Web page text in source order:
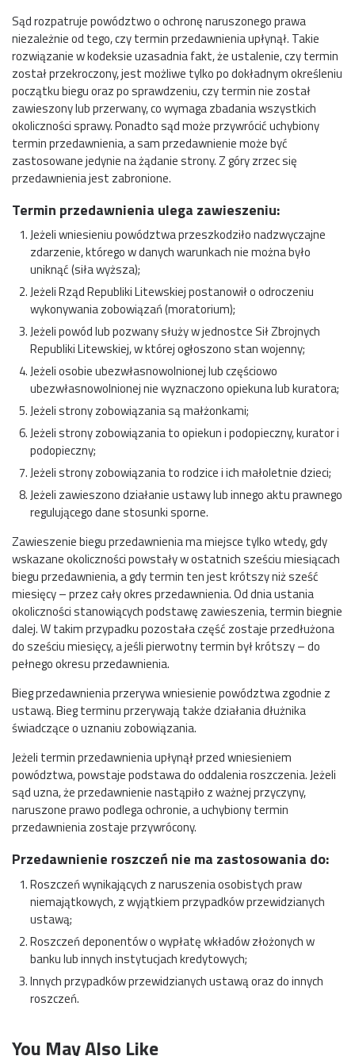
Sąd rozpatruje powództwo o ochronę naruszonego prawa
niezależnie od tego, czy termin przedawnienia upłynął. Takie
rozwiązanie w kodeksie uzasadnia fakt, że ustalenie, czy termin
został przekroczony, jest możliwe tylko po dokładnym określeniu
początku biegu oraz po sprawdzeniu, czy termin nie został
zawieszony lub przerwany, co wymaga zbadania wszystkich
okoliczności sprawy. Ponadto sąd może przywrócić uchybiony
termin przedawnienia, a sam przedawnienie może być
zastosowane jedynie na żądanie strony. Z góry zrzec się
przedawnienia jest zabronione.
Termin przedawnienia ulega zawieszeniu:
Jeżeli wniesieniu powództwa przeszkodziło nadzwyczajne
zdarzenie, którego w danych warunkach nie można było
uniknąć (siła wyższa);
Jeżeli Rząd Republiki Litewskiej postanowił o odroczeniu
wykonywania zobowiązań (moratorium);
Jeżeli powód lub pozwany służy w jednostce Sił Zbrojnych
Republiki Litewskiej, w której ogłoszono stan wojenny;
Jeżeli osobie ubezwłasnowolnionej lub częściowo
ubezwłasnowolnionej nie wyznaczono opiekuna lub kuratora;
Jeżeli strony zobowiązania są małżonkami;
Jeżeli strony zobowiązania to opiekun i podopieczny, kurator i
podopieczny;
Jeżeli strony zobowiązania to rodzice i ich małoletnie dzieci;
Jeżeli zawieszono działanie ustawy lub innego aktu prawnego
regulującego dane stosunki sporne.
Zawieszenie biegu przedawnienia ma miejsce tylko wtedy, gdy
wskazane okoliczności powstały w ostatnich sześciu miesiącach
biegu przedawnienia, a gdy termin ten jest krótszy niż sześć
miesięcy – przez cały okres przedawnienia. Od dnia ustania
okoliczności stanowiących podstawę zawieszenia, termin biegnie
dalej. W takim przypadku pozostała część zostaje przedłużona
do sześciu miesięcy, a jeśli pierwotny termin był krótszy – do
pełnego okresu przedawnienia.
Bieg przedawnienia przerywa wniesienie powództwa zgodnie z
ustawą. Bieg terminu przerywają także działania dłużnika
świadczące o uznaniu zobowiązania.
Jeżeli termin przedawnienia upłynął przed wniesieniem
powództwa, powstaje podstawa do oddalenia roszczenia. Jeżeli
sąd uzna, że przedawnienie nastąpiło z ważnej przyczyny,
naruszone prawo podlega ochronie, a uchybiony termin
przedawnienia zostaje przywrócony.
Przedawnienie roszczeń nie ma zastosowania do:
Roszczeń wynikających z naruszenia osobistych praw
niemajątkowych, z wyjątkiem przypadków przewidzianych
ustawą;
Roszczeń deponentów o wypłatę wkładów złożonych w
banku lub innych instytucjach kredytowych;
Innych przypadków przewidzianych ustawą oraz do innych
roszczeń.
You May Also Like